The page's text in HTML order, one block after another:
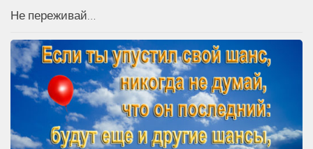
Не переживай…